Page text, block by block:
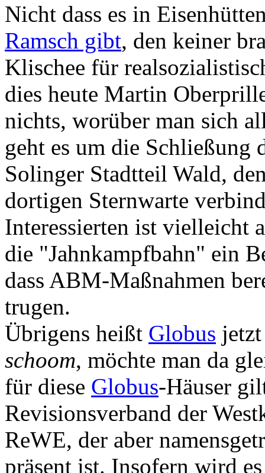
Nicht dass es in
Ramsch gibt, den keiner
Klischee für
dies heute Martin
nichts, worüber man sich
geht es um die Schließung
Solinger Stadtteil Wald,
dortigen Sternwarte
Interessierten ist vielleicht
die "Jahnkampfbahn" ein
dass ABM-Maßnahmen
trugen.
Übrigens heißt Globus
schoom, möchte man da
für diese Globus-Häuser
Revisionsverband der
ReWE, der aber
präsent ist. Insofern wird